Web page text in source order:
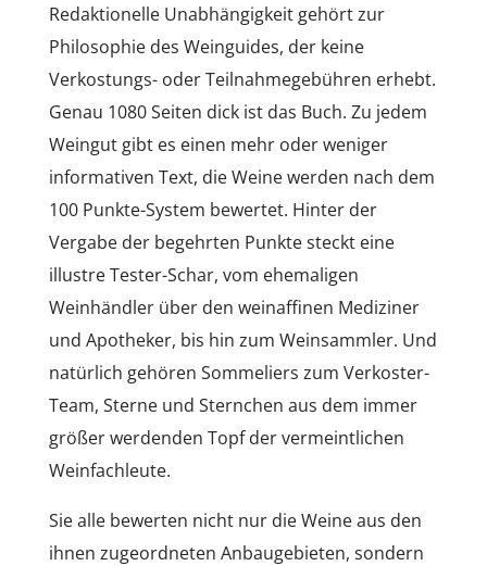
Redaktionelle Unabhängigkeit gehört zur
Philosophie des Weinguides, der keine
Verkostungs- oder Teilnahmegebühren erhebt.
Genau 1080 Seiten dick ist das Buch. Zu jedem
Weingut gibt es einen mehr oder weniger
informativen Text, die Weine werden nach dem
100 Punkte-System bewertet. Hinter der
Vergabe der begehrten Punkte steckt eine
illustre Tester-Schar, vom ehemaligen
Weinhändler über den weinaffinen Mediziner
und Apotheker, bis hin zum Weinsammler. Und
natürlich gehören Sommeliers zum Verkoster-
Team, Sterne und Sternchen aus dem immer
größer werdenden Topf der vermeintlichen
Weinfachleute.
Sie alle bewerten nicht nur die Weine aus den
ihnen zugeordneten Anbaugebieten, sondern